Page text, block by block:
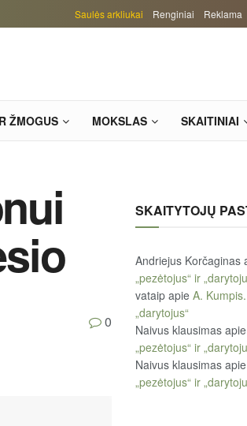
Saulės arkliukai Renginiai Reklama
ŽMOGUS MOKSLAS SKAITINIAI
0
SKAITYTOJŲ
Andriejus Korčaginas
„pezėtojus“ ir
vataip apie A.
„darytojus“
Naivus klausimas apie
„pezėtojus“ ir
Naivus klausimas apie
„pezėtojus“ ir